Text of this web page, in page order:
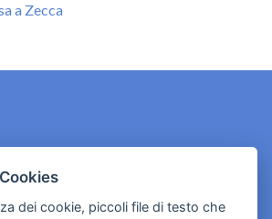
a Zecca
privacy
dei cookie, piccoli file di testo che